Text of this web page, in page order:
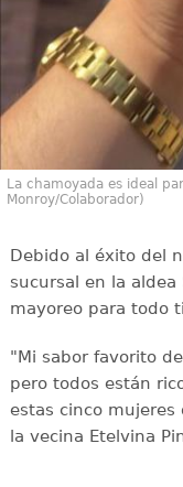
La chamoyada es ideal
Monroy/Colaborador)
Debido al éxito del
sucursal en la
mayoreo para todo
"Mi sabor favorito
pero todos están
estas cinco
la vecina Etelvina